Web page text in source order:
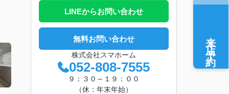
LINEからお問い合わせ
無料お問い合わせ
株式会社スマホーム
052-808-7555
９：３０～１９：００
（休：年末年始）
来店予約